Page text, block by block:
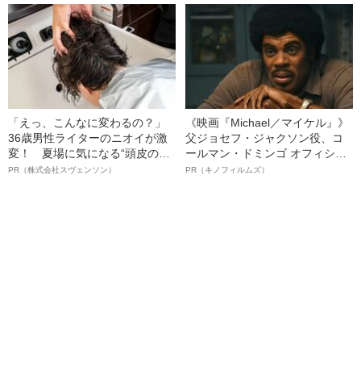
「えっ、こんなに変わるの？」
36歳男性ライターのニオイが激
変！ 夏場に気になる“頭皮のニ
オイ”や“ベタつき”を解消す
PR（株式会社スヴェンソン）
《映画『Michael／マイケル』》
父ジョセフ・ジャクソン役、コ
ールマン・ドミンゴ オフィシャ
ルインタビュー“観客を魅了した
PR（キノフィルムズ）